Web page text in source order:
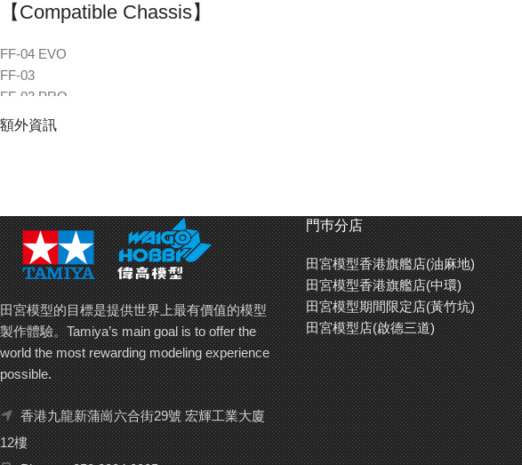
【Compatible Chassis】
FF-04 EVO
FF-03
FF-03 PRO
M-08 CONCEPT
TA06
TA06 PRO
TA05 ver.Ⅱ
TB Evo.7
TB Evo.6 MS
TB Evo.6
TB-05 PRO
TB-04
TB-04 PRO
TB-03
TB-03 VDS
TRF419XR
額外資訊
田宮模型的目標是提供世界上最有價值的模型
製作體驗。Tamiya’s main goal is to offer the
world the most rewarding modeling experience
possible.
香港九龍新蒲崗六合街29號 宏輝工業大廈
12樓
門巿分店
田宮模型香港旗艦店(油麻地)
田宮模型香港旗艦店(中環)
田宮模型期間限定店(黃竹坑)
田宮模型店(啟德三道)